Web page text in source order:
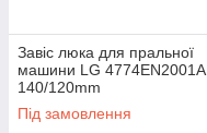
Завіс люка для пральної
машини LG 4774EN2001A,
140/120mm
Під замовлення